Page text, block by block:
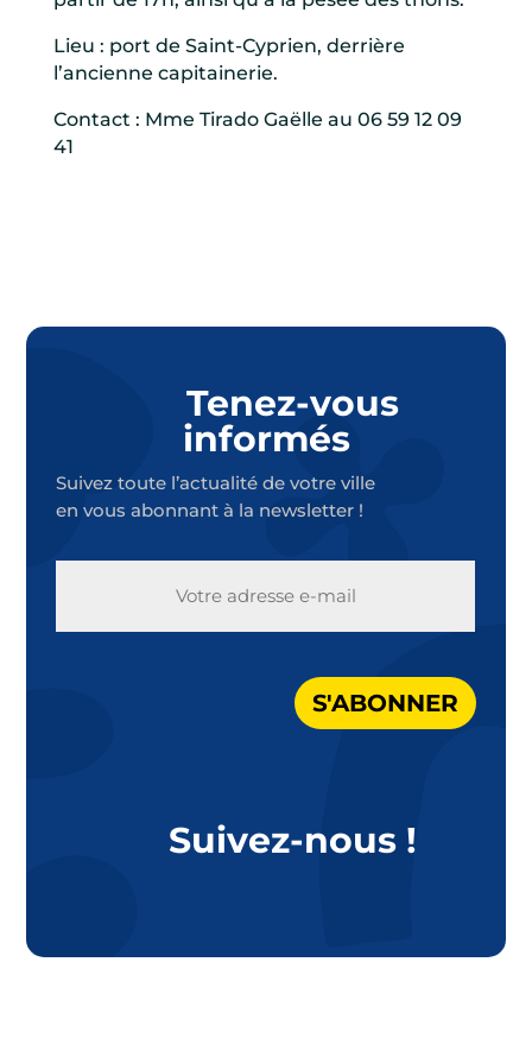
Lieu : port de Saint-Cyprien, derrière
l’ancienne capitainerie.
Contact : Mme Tirado Gaëlle au 06 59 12 09
41
Tenez-vous
informés
Suivez toute l’actualité de votre ville
en vous abonnant à la newsletter !
S'ABONNER
Suivez-nous !